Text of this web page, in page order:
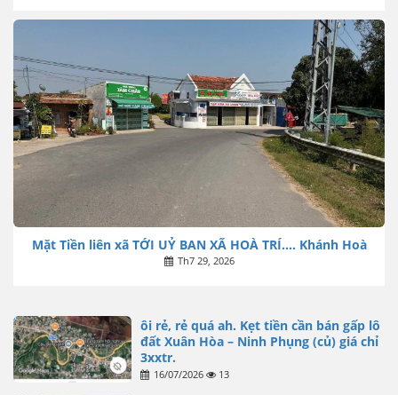
Mặt Tiền liên xã TỚI UỶ BAN XÃ HOÀ TRÍ…. Khánh Hoà
Th7 29, 2026
ôi rẻ, rẻ quá ah. Kẹt tiền cần bán gấp lô
đất Xuân Hòa – Ninh Phụng (củ) giá chỉ
3xxtr.
16/07/2026 13